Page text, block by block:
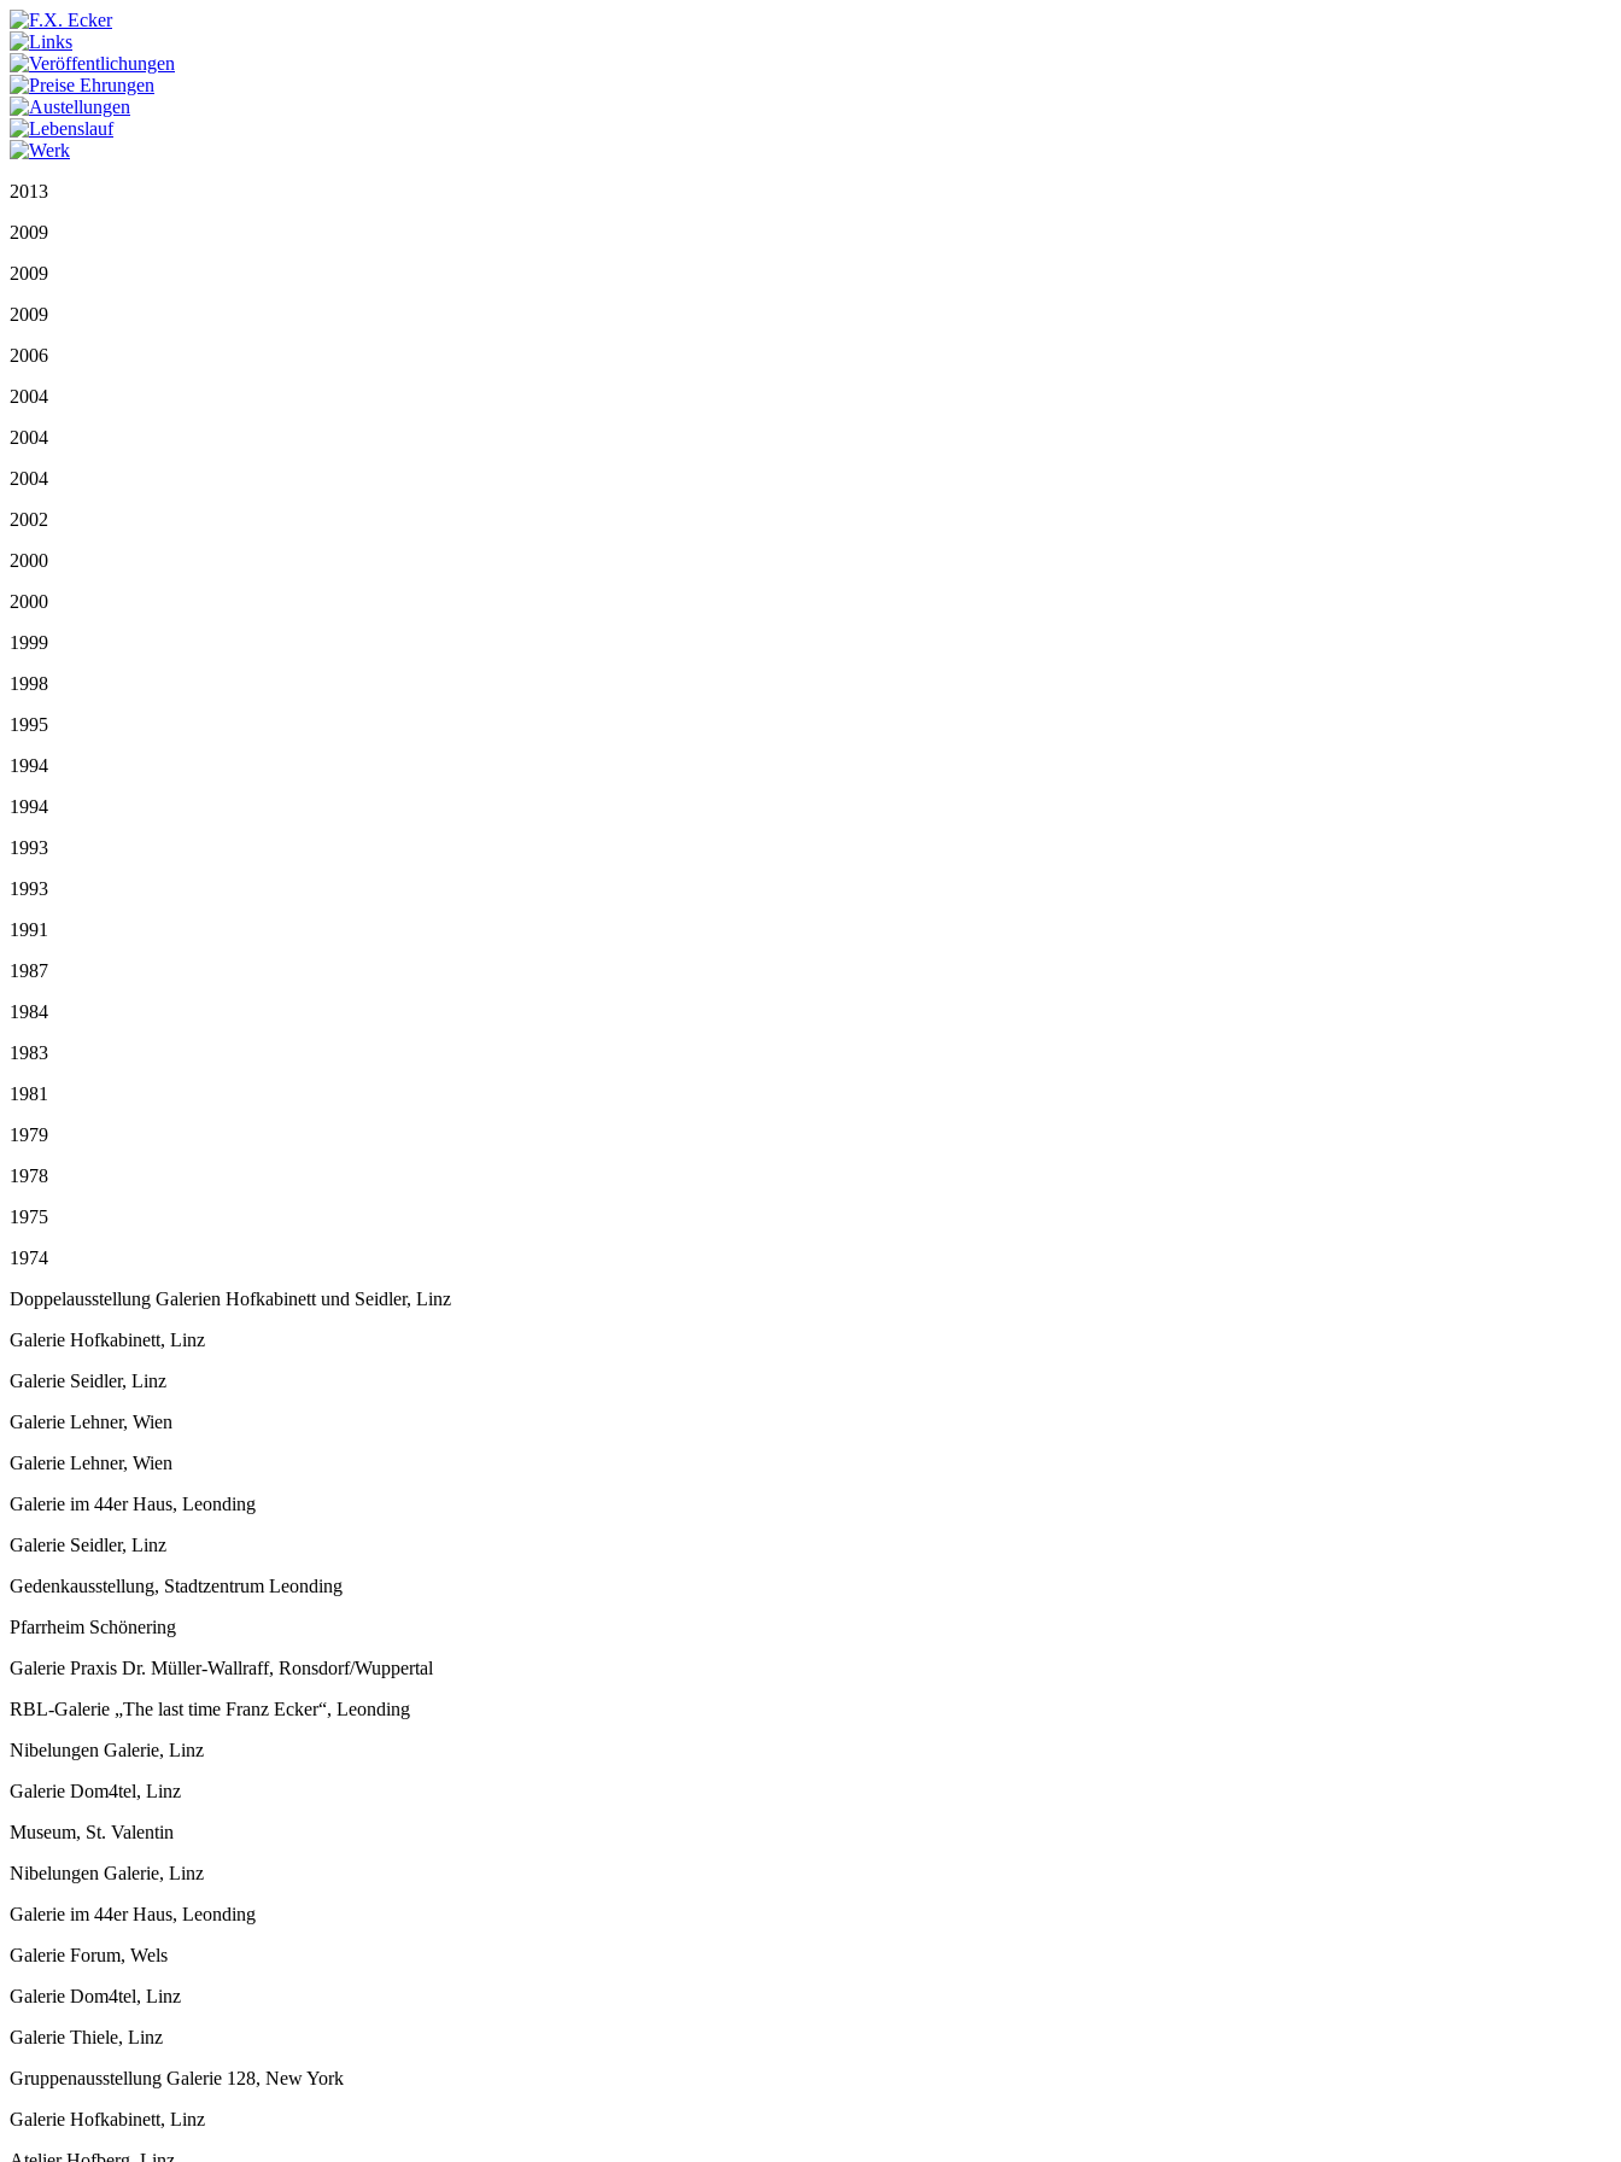
2013
2009
2009
2009
2006
2004
2004
2004
2002
2000
2000
1999
1998
1995
1994
1994
1993
1993
1991
1987
1984
1983
1981
1979
1978
1975
1974
Doppelausstellung Galerien Hofkabinett und Seidler, Linz
Galerie Hofkabinett, Linz
Galerie Seidler, Linz
Galerie Lehner, Wien
Galerie Lehner, Wien
Galerie im 44er Haus, Leonding
Galerie Seidler, Linz
Gedenkausstellung, Stadtzentrum Leonding
Pfarrheim Schönering
Galerie Praxis Dr. Müller-Wallraff, Ronsdorf/Wuppertal
RBL-Galerie „The last time Franz Ecker“, Leonding
Nibelungen Galerie, Linz
Galerie Dom4tel, Linz
Museum, St. Valentin
Nibelungen Galerie, Linz
Galerie im 44er Haus, Leonding
Galerie Forum, Wels
Galerie Dom4tel, Linz
Galerie Thiele, Linz
Gruppenausstellung Galerie 128, New York
Galerie Hofkabinett, Linz